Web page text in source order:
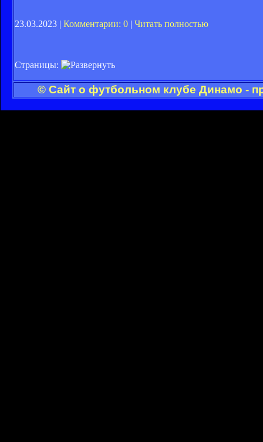
23.03.2023 | Комментарии: 0 | Читать полностью
Страницы:
© Сайт о футбольном клубе Динамо -